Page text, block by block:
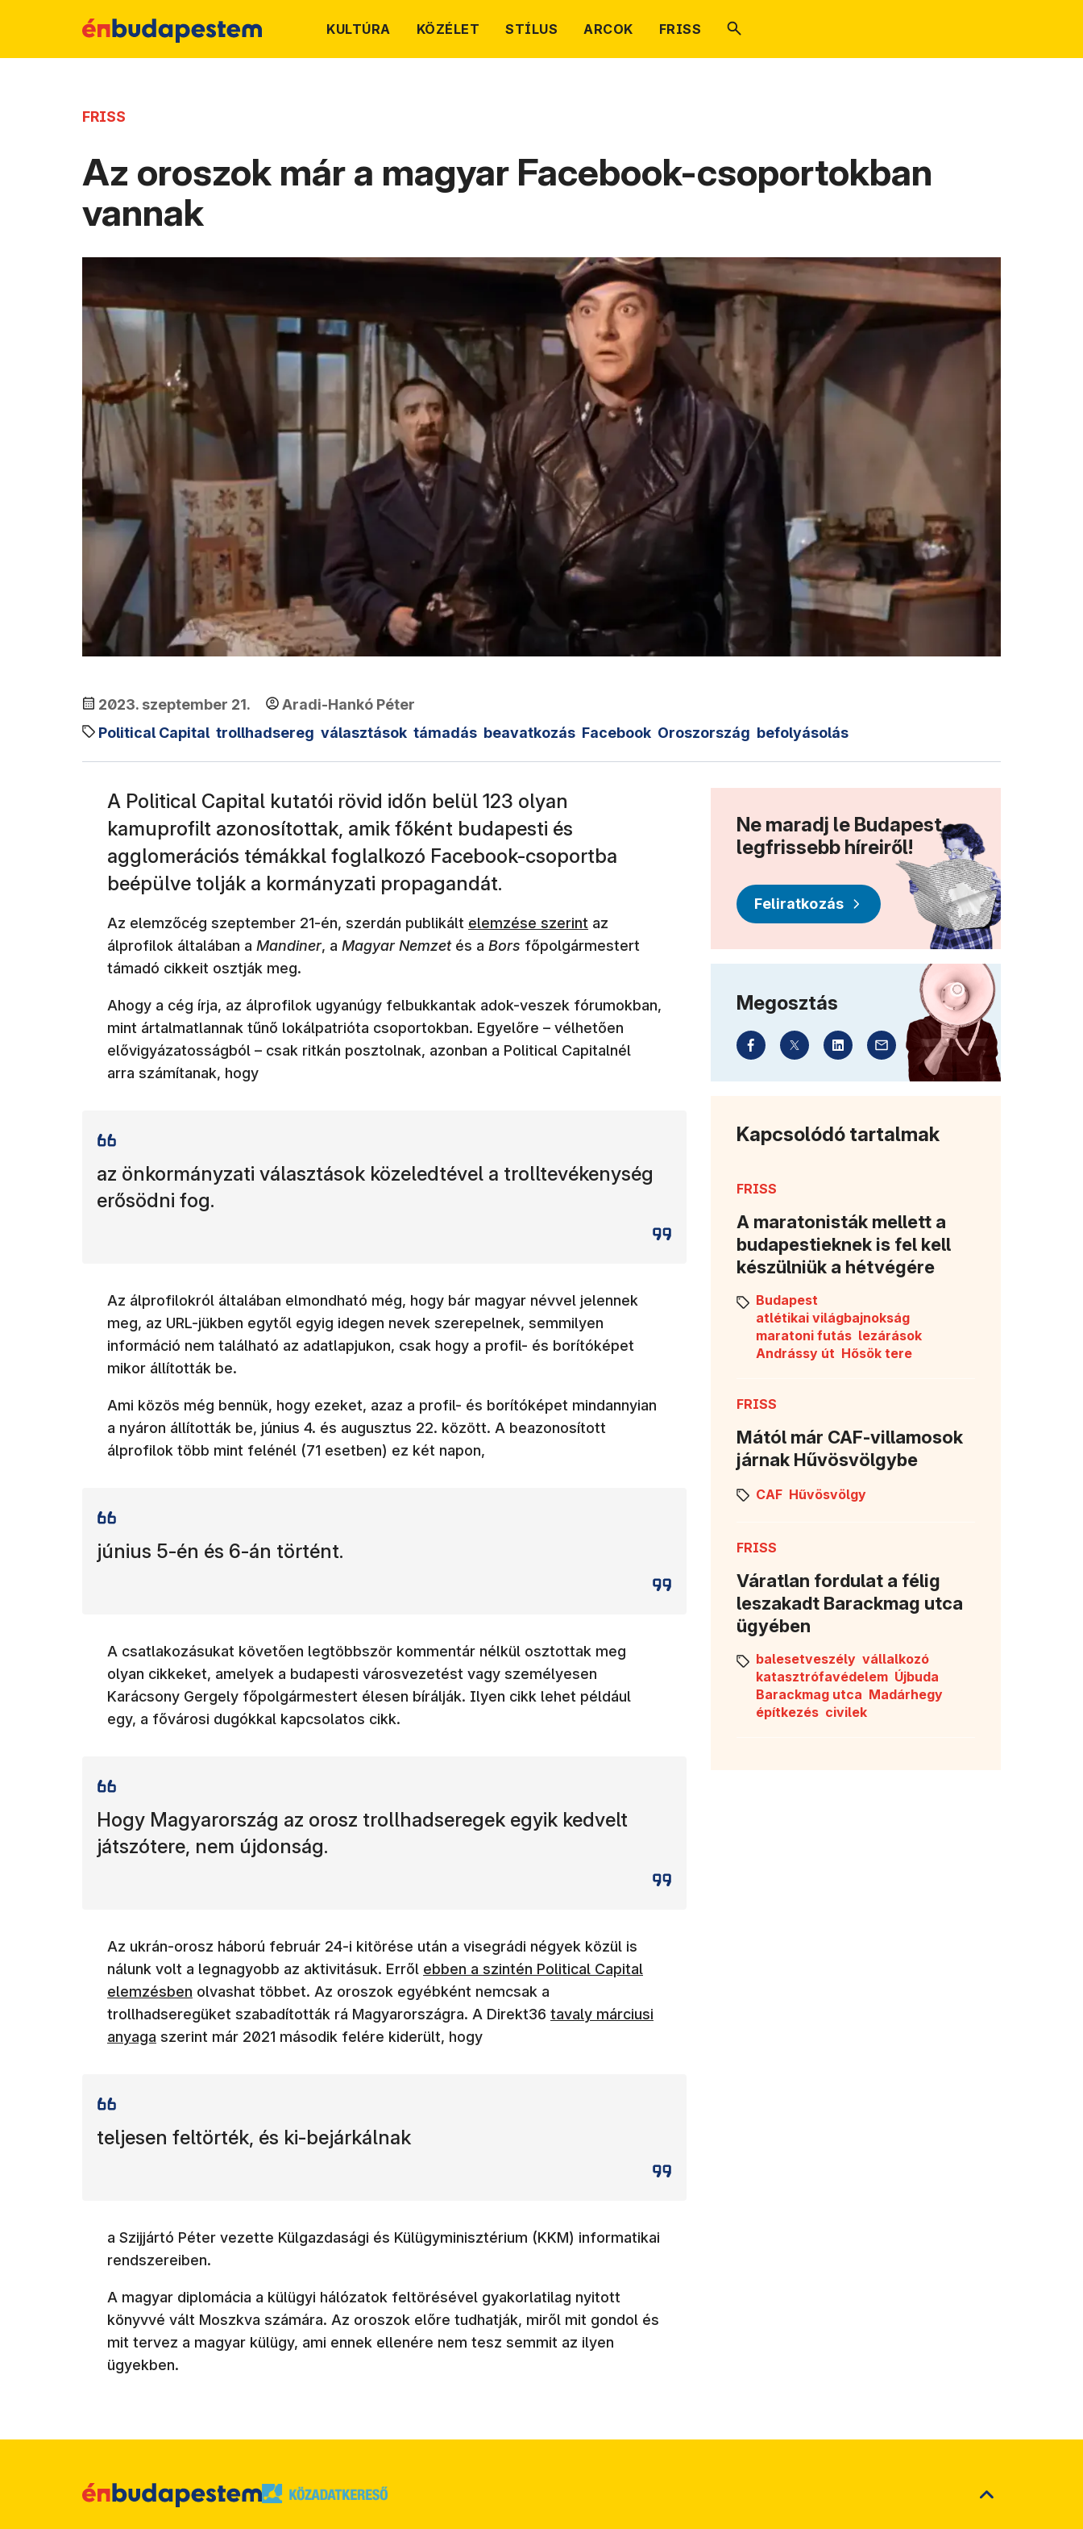
KULTÚRA KÖZÉLET STÍLUS ARCOK FRISS
FRISS
Az oroszok már a magyar Facebook-csoportokban
vannak
2023. szeptember 21.
Aradi-Hankó Péter
Political Capital trollhadsereg választások támadás beavatkozás Facebook Oroszország befolyásolás
A Political Capital kutatói rövid időn belül 123 olyan
kamuprofilt azonosítottak, amik főként budapesti és
agglomerációs témákkal foglalkozó Facebook-csoportba
beépülve tolják a kormányzati propagandát.
Az elemzőcég szeptember 21-én, szerdán publikált (új ablakban nyílik meg)
elemzése szerint az
álprofilok általában a Mandiner, a Magyar Nemzetés a Bors főpolgármestert
támadó cikkeit osztják meg.
Ahogy a cég írja, az álprofilok ugyanúgy felbukkantak adok-veszek fórumokban,
mint ártalmatlannak tűnő lokálpatrióta csoportokban. Egyelőre – vélhetően
elővigyázatosságból – csak ritkán posztolnak, azonban a Political Capitalnél
arra számítanak, hogy
az önkormányzati választások közeledtével a trolltevékenység
erősödni fog.
Az álprofilokról általában elmondható még, hogy bár magyar névvel jelennek
meg, az URL-jükben egytől egyig idegen nevek szerepelnek, semmilyen
információ nem található az adatlapjukon, csak hogy a profil- és borítóképet
mikor állították be.
Ami közös még bennük, hogy ezeket, azaz a profil- és borítóképet mindannyian
a nyáron állították be, június 4. és augusztus 22. között. A beazonosított
álprofilok több mint felénél (71 esetben) ez két napon,
június 5-én és 6-án történt.
A csatlakozásukat követően legtöbbször kommentár nélkül osztottak meg
olyan cikkeket, amelyek a budapesti városvezetést vagy személyesen
Karácsony Gergely főpolgármestert élesen bírálják. Ilyen cikk lehet például
egy, a fővárosi dugókkal kapcsolatos cikk.
Hogy Magyarország az orosz trollhadseregek egyik kedvelt
játszótere, nem újdonság.
Az ukrán-orosz háború február 24-i kitörése után a visegrádi négyek közül is
nálunk volt a legnagyobb az aktivitásuk. Erről (új ablakban nyílik meg)
ebben a szintén Political Capital
elemzésben olvashat többet. Az oroszok egyébként nemcsak a
trollhadseregüket szabadították rá Magyarországra. A Direkt36 (új ablakban nyílik meg)
tavaly márciusi
anyaga szerint már 2021 második felére kiderült, hogy
teljesen feltörték, és ki-bejárkálnak
a Szijjártó Péter vezette Külgazdasági és Külügyminisztérium (KKM) informatikai
rendszereiben.
A magyar diplomácia a külügyi hálózatok feltörésével gyakorlatilag nyitott
könyvvé vált Moszkva számára. Az oroszok előre tudhatják, miről mit gondol és
mit tervez a magyar külügy, ami ennek ellenére nem tesz semmit az ilyen
ügyekben.
Ne maradj le Budapest
legfrissebb híreiről!
Feliratkozás
Megosztás
Kapcsolódó tartalmak
FRISS
A maratonisták mellett a
budapestieknek is fel kell
készülniük a hétvégére
Budapest
atlétikai világbajnokság
maratoni futás lezárások
Andrássy út Hősök tere
FRISS
Mától már CAF-villamosok
járnak Hűvösvölgybe
CAF Hűvösvölgy
FRISS
Váratlan fordulat a félig
leszakadt Barackmag utca
ügyében
balesetveszély vállalkozó
katasztrófavédelem Újbuda
Barackmag utca Madárhegy
építkezés civilek